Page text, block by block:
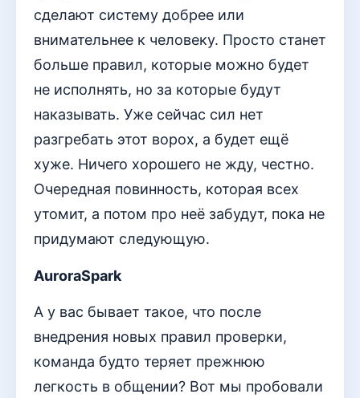
сделают систему добрее или
внимательнее к человеку. Просто станет
больше правил, которые можно будет
не исполнять, но за которые будут
наказывать. Уже сейчас сил нет
разгребать этот ворох, а будет ещё
хуже. Ничего хорошего не жду, честно.
Очередная повинность, которая всех
утомит, а потом про неё забудут, пока не
придумают следующую.
AuroraSpark
А у вас бывает такое, что после
внедрения новых правил проверки,
команда будто теряет прежнюю
легкость в общении? Вот мы пробовали